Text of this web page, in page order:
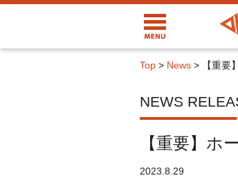
Top> News> 【重
NEWS
【重要】
2023.8.29